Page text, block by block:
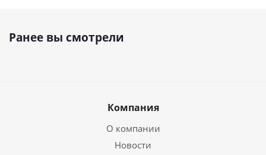
Ранее вы смотрели
Компания
О компании
Новости